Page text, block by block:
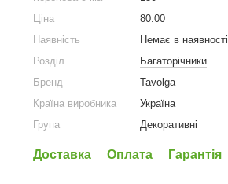
Ціна
80.00
Наявність
Немає в наявності
Розділ
Багаторічники
Бренд
Tavolga
Країна виробника
Україна
Група
Декоративні
Доставка Оплата Гарантія